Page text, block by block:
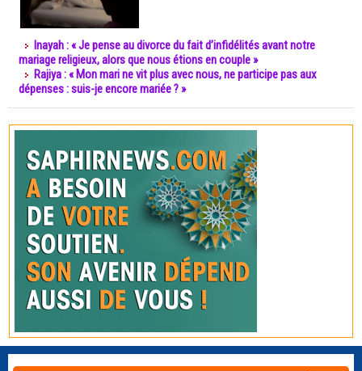
Inayah : « Je pense au divorce du fait d’infidélités avant notre
mariage religieux, alors que nous étions en couple »
Rajiya : « Mon mari ne vit plus avec nous, ne participe pas aux
dépenses : suis-je encore mariée ? »